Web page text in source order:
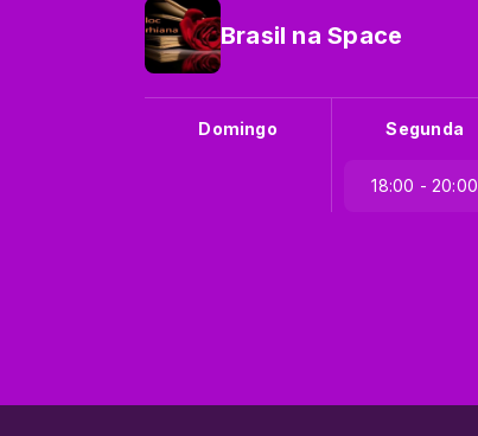
Brasil na Space
Domingo Segunda
18:00 - 20:00